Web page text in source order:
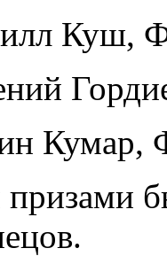
Куш,